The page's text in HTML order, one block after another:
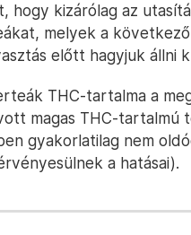
hogy kizárólag az
melyek a
előtt hagyjuk állni
THC-tartalma a
magas THC-tartalmú
gyakorlatilag nem
a hatásai).